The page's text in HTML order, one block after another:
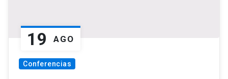
19 AGO
Conferencias